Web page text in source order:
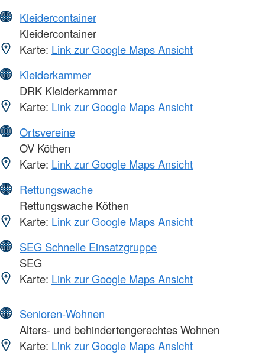
Kleidercontainer
Kleidercontainer
Karte: Link zur Google Maps Ansicht
Kleiderkammer
DRK Kleiderkammer
Karte: Link zur Google Maps Ansicht
Ortsvereine
OV Köthen
Karte: Link zur Google Maps Ansicht
Rettungswache
Rettungswache Köthen
Karte: Link zur Google Maps Ansicht
SEG Schnelle Einsatzgruppe
SEG
Karte: Link zur Google Maps Ansicht
Senioren-Wohnen
Alters- und behindertengerechtes Wohnen
Karte: Link zur Google Maps Ansicht